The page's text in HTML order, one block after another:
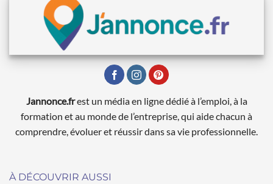
Jannonce.frest un média en ligne dédié à l’emploi, à la
formation et au monde de l’entreprise, qui aide chacun à
comprendre, évoluer et réussir dans sa vie professionnelle.
À DÉCOUVRIR AUSSI